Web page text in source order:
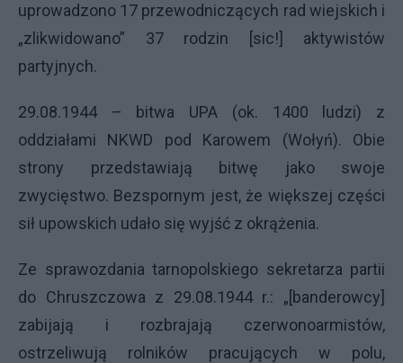
uprowadzono 17 przewodniczących rad wiejskich i
„zlikwidowano” 37 rodzin [sic!] aktywistów
partyjnych.
29.08.1944 – bitwa UPA (ok. 1400 ludzi) z
oddziałami NKWD pod Karowem (Wołyń). Obie
strony przedstawiają bitwę jako swoje
zwycięstwo. Bezspornym jest, że większej części
sił upowskich udało się wyjść z okrążenia.
Ze sprawozdania tarnopolskiego sekretarza partii
do Chruszczowa z 29.08.1944 r.: „[banderowcy]
zabijają i rozbrajają czerwonoarmistów,
ostrzeliwują rolników pracujących w polu,